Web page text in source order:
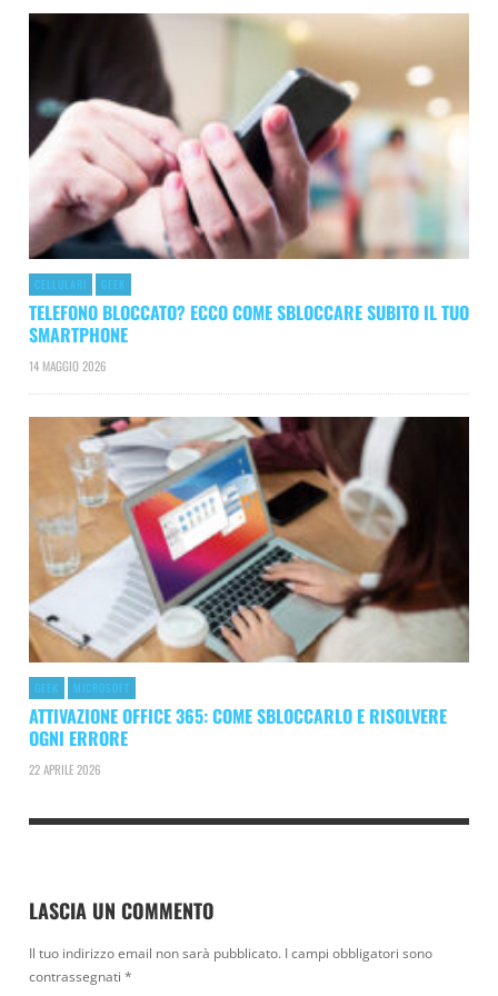
CELLULARI GEEK
TELEFONO BLOCCATO? ECCO COME SBLOCCARE SUBITO IL TUO
SMARTPHONE
14 MAGGIO 2026
GEEK MICROSOFT
ATTIVAZIONE OFFICE 365: COME SBLOCCARLO E RISOLVERE
OGNI ERRORE
22 APRILE 2026
LASCIA UN COMMENTO
Il tuo indirizzo email non sarà pubblicato. I campi obbligatori sono
contrassegnati *